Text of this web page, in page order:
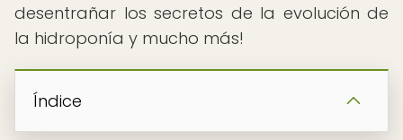
desentrañar los secretos de la evolución de
la hidroponía y mucho más!
Índice